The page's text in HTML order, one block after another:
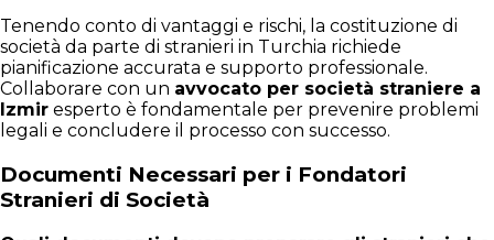
Tenendo conto di vantaggi e rischi, la costituzione di
società da parte di stranieri in Turchia richiede
pianificazione accurata e supporto professionale.
Collaborare con un avvocato per società straniere a
Izmir esperto è fondamentale per prevenire problemi
legali e concludere il processo con successo.
Documenti Necessari per i Fondatori
Stranieri di Società